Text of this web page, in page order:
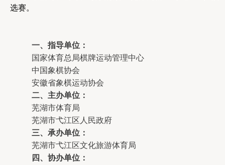
选赛。
一、指导单位：
国家体育总局棋牌运动管理中心
中国象棋协会
安徽省象棋运动协会
二、主办单位：
芜湖市体育局
芜湖市弋江区人民政府
三、承办单位：
芜湖市弋江区文化旅游体育局
四、协办单位：